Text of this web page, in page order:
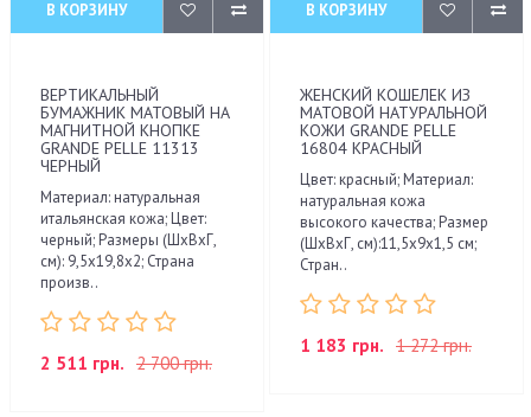
В КОРЗИНУ
ВЕРТИКАЛЬНЫЙ
БУМАЖНИК МАТОВЫЙ НА
МАГНИТНОЙ КНОПКЕ
GRANDE PELLE 11313
ЧЕРНЫЙ
Материал: натуральная
итальянская кожа; Цвет:
черный; Размеры (ШхВхГ,
см): 9,5х19,8х2; Страна
произв..
2 511 грн. 2 700 грн.
В КОРЗИНУ
ЖЕНСКИЙ КОШЕЛЕК ИЗ
МАТОВОЙ НАТУРАЛЬНОЙ
КОЖИ GRANDE PELLE
16804 КРАСНЫЙ
Цвет: красный; Материал:
натуральная кожа
высокого качества; Размер
(ШхВхГ, см):11,5х9х1,5 см;
Стран..
1 183 грн. 1 272 грн.